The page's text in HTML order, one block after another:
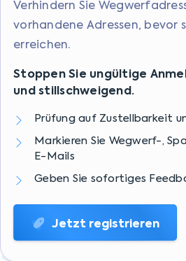
Verhindern Sie
vorhandene Adressen, bevor
erreichen.
Stoppen Sie ungültige
und stillschweigend.
Prüfung auf Zustellbarkeit
Markieren Sie Wegwerf-,
E-Mails
Geben Sie sofortiges
Jetzt registrieren